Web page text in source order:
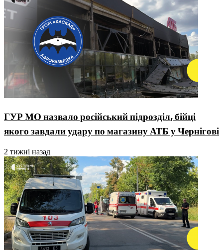
ГУР МО назвало російський підрозділ, бійці
якого завдали удару по магазину АТБ у Чернігові
2 тижні назад